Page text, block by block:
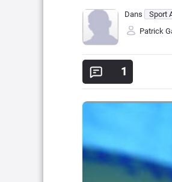
Dans Sport
Patrick
1